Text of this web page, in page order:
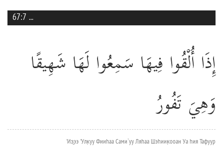
67:7 ...
إِذَا أُلْقُوا فِيهَا سَمِعُوا لَهَا شَهِيقًا
وَهِيَ تَفُورُ
'Из̱ээ 'Улк̣уу Фииhаа Сами`уу Ляhаа Шэhиик̣ооан Уа hия Тафуур